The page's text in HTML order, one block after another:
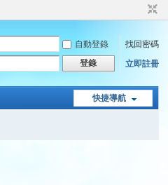
自動登錄
找回密碼
登錄 立即註冊
快捷導航